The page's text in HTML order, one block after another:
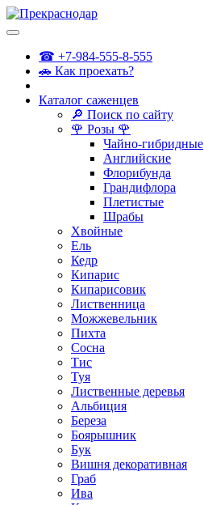
☎ +7-984-555-8-555
🚗 Как проехать?
Каталог саженцев
🔎 Поиск по сайту
🌹 Розы 🌹
Чайно-гибридные
Английские
Флорибунда
Грандифлора
Плетистые
Шрабы
Хвойные
Ель
Кедр
Кипарис
Кипарисовик
Лиственница
Можжевельник
Пихта
Сосна
Тис
Туя
Лиственные деревья
Альбиция
Береза
Боярышник
Бук
Вишня декоративная
Граб
Ива